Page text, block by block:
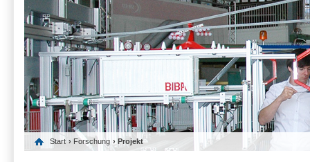
Start › Forschung › Projekt